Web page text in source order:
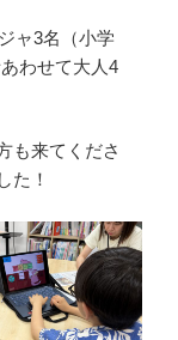
ャ3名（小学
わせて大人4
も来てくださ
た！